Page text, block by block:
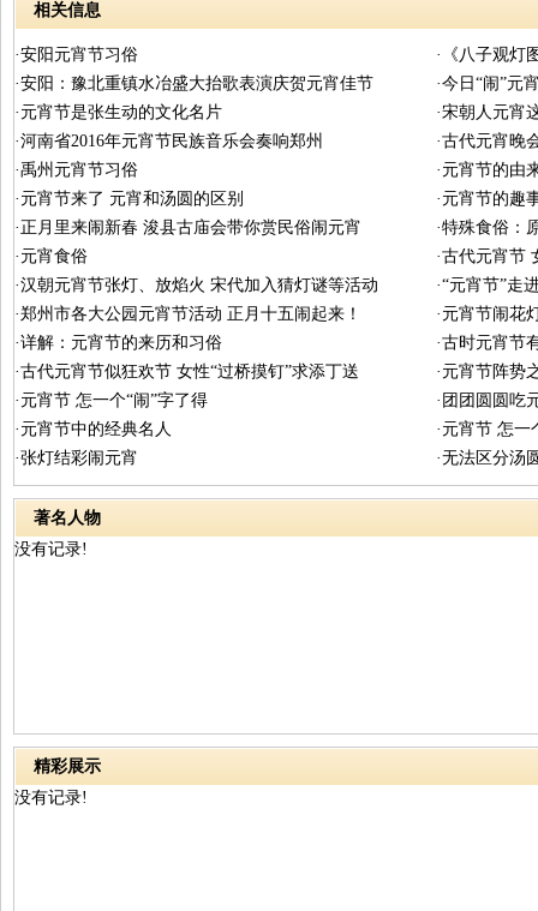
相关信息
·安阳元宵节习俗
·《八子观灯
·安阳：豫北重镇水冶盛大抬歌表演庆贺元宵佳节
·今日“闹”元
·元宵节是张生动的文化名片
·宋朝人元宵
·河南省2016年元宵节民族音乐会奏响郑州
·古代元宵晚
·禹州元宵节习俗
·元宵节的由
·元宵节来了 元宵和汤圆的区别
·元宵节的趣
·正月里来闹新春 浚县古庙会带你赏民俗闹元宵
·特殊食俗：
·元宵食俗
·古代元宵节
·汉朝元宵节张灯、放焰火 宋代加入猜灯谜等活动
·“元宵节”走
·郑州市各大公园元宵节活动 正月十五闹起来！
·元宵节闹花
·详解：元宵节的来历和习俗
·古时元宵节
·古代元宵节似狂欢节 女性“过桥摸钉”求添丁送
·元宵节阵势
·元宵节 怎一个“闹”字了得
·团团圆圆吃
·元宵节中的经典名人
·元宵节 怎一
·张灯结彩闹元宵
·无法区分汤
著名人物
没有记录!
精彩展示
没有记录!